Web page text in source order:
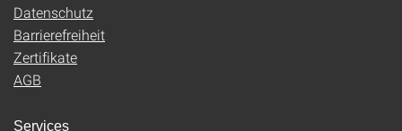
Datenschutz
Barrierefreiheit
Zertifikate
AGB
Services